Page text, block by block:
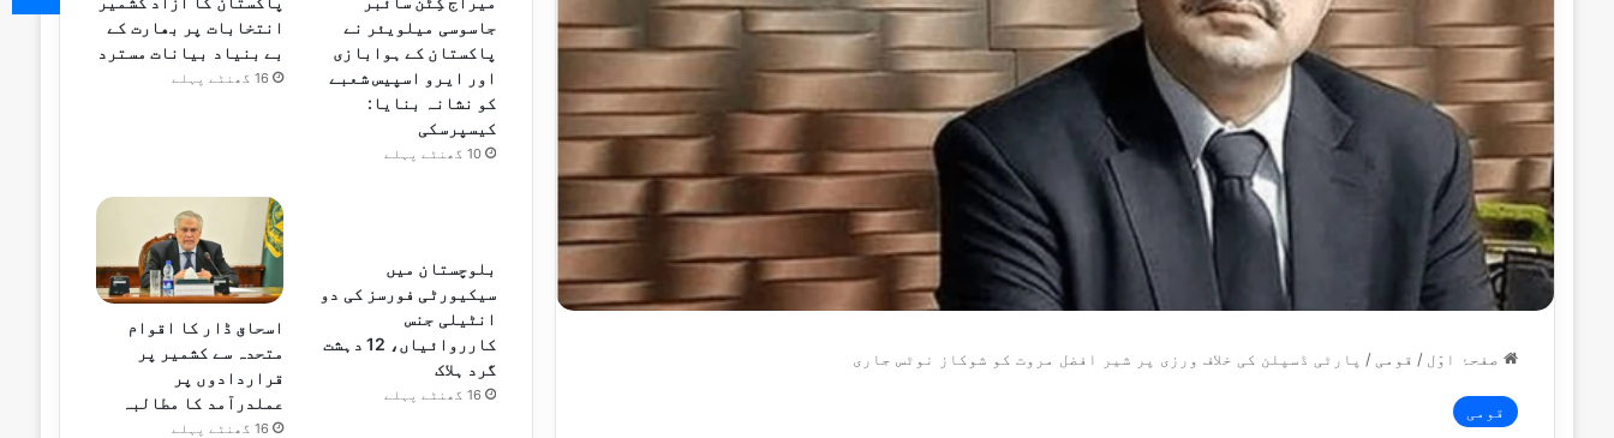
صفحۂ اوّل / قومی / پارٹی ڈسپلن کی خلاف ورزی پر شیر افضل مروت کو شوکاز نوٹس جاری
قومی
جاسوسی میلویئر نے
پاکستان کے ہوابازی
اور ایرو اسپیس شعبے
کو نشانہ بنایا:
کیسپرسکی
10 گھنٹے پہلے
انتخابات پر بھارت کے
بے بنیاد بیانات مسترد
16 گھنٹے پہلے
بلوچستان میں
سیکیورٹی فورسز کی دو
انٹیلی جنس
کارروائیاں، 12 دہشت
گرد ہلاک
16 گھنٹے پہلے
اسحاق ڈار کا اقوام
متحدہ سے کشمیر پر
قراردادوں پر
عملدرآمد کا مطالبہ
16 گھنٹے پہلے